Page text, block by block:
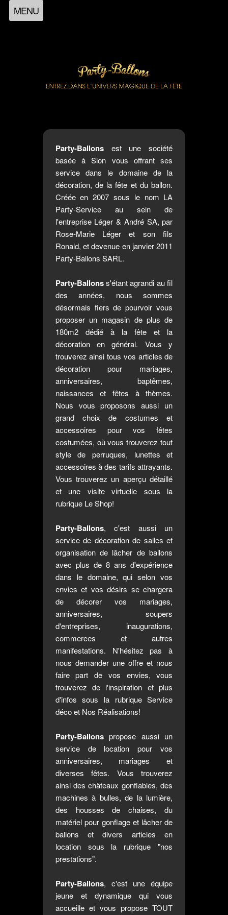
MENU
Party-Ballonsest une société
basée à Sion vous offrant ses
service dans le domaine de la
décoration, de la fête et du ballon.
Créée en 2007 sous le nom LA
Party-Service au sein de
l'entreprise Léger & André SA, par
Rose-Marie Léger et son fils
Ronald, et devenue en janvier 2011
Party-Ballons SARL.
Party-Ballonss'étant agrandi au fil
des années, nous sommes
désormais fiers de pourvoir vous
proposer un magasin de plus de
180m2 dédié à la fête et la
décoration en général. Vous y
trouverez ainsi tous vos articles de
décoration pour mariages,
anniversaires, baptêmes,
naissances et fêtes à thèmes.
Nous vous proposons aussi un
grand choix de costumes et
accessoires pour vos fêtes
costumées, où vous trouverez tout
style de perruques, lunettes et
accessoires à des tarifs attrayants.
Vous trouverez un aperçu détaillé
et une visite virtuelle sous la
rubrique Le Shop!
Party-Ballons, c'est aussi un
service de décoration de salles et
organisation de lâcher de ballons
avec plus de 8 ans d'expérience
dans le domaine, qui selon vos
envies et vos désirs se chargera
de décorer vos mariages,
anniversaires, soupers
d'entreprises, inaugurations,
commerces et autres
manifestations. N'hésitez pas à
nous demander une offre et nous
faire part de vos envies, vous
trouverez de l'inspiration et plus
d'infos sous la rubriqueService
décoet Nos Réalisations!
Party-Ballonspropose aussi un
service de location pour vos
anniversaires, mariages et
diverses fêtes. Vous trouverez
ainsi des châteaux gonflables, des
machines à bulles, de la lumière,
des housses de chaises, du
matériel pour gonflage et lâcher de
ballons et divers articles en
location sous la rubrique "nos
prestations".
Party-Ballons, c'est une équipe
jeune et dynamique qui vous
accueille et vous propose TOUT